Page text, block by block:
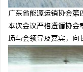
广东省能源运销协会第
本次会议严格遵循协会
场与会领导及嘉宾，向